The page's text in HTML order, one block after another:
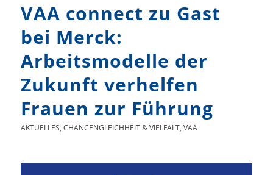
VAA connect zu Gast
bei Merck:
Arbeitsmodelle der
Zukunft verhelfen
Frauen zur Führung
AKTUELLES, CHANCENGLEICHHEIT & VIELFALT, VAA